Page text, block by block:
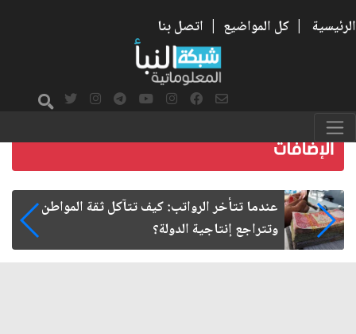
الرئيسية | كل المواضيع | اتصل بنا
صمت الطريق بعد الأربعين